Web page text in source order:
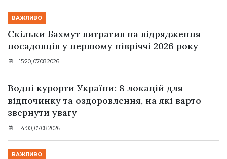
ВАЖЛИВО
Скільки Бахмут витратив на відрядження
посадовців у першому півріччі 2026 року
15:20, 07.08.2026
Водні курорти України: 8 локацій для
відпочинку та оздоровлення, на які варто
звернути увагу
14:00, 07.08.2026
ВАЖЛИВО